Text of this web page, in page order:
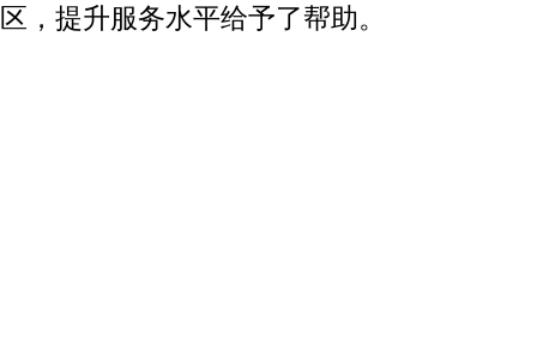
区，提升服务水平给予了帮助。